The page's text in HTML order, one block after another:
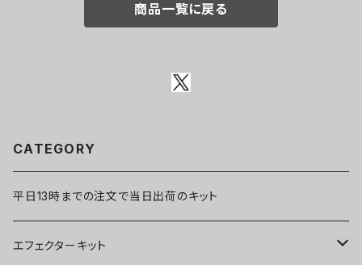
商品一覧に戻る
CATEGORY
平日13時までの注文で当日出荷のキット
エフェクターキット